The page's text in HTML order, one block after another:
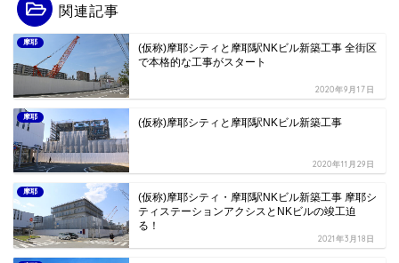
関連記事
摩耶
(仮称)摩耶シティと摩耶駅NKビル新築工事 全街区
で本格的な工事がスタート
2020年9月17日
摩耶 (仮称)摩耶シティと摩耶駅NKビル新築工事
2020年11月29日
摩耶
(仮称)摩耶シティ・摩耶駅NKビル新築工事 摩耶シ
ティステーションアクシスとNKビルの竣工迫
る！
2021年3月18日